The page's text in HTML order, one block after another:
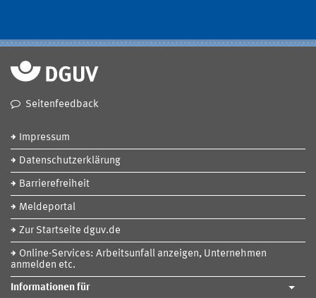
Seitenfeedback
Impressum
Datenschutzerklärung
Barrierefreiheit
Meldeportal
Zur Startseite dguv.de
Online-Services: Arbeitsunfall anzeigen, Unternehmen
anmelden etc.
Informationen für